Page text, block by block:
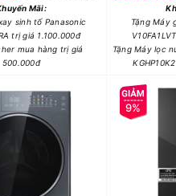
Mãi:
sinh tố Panasonic
trị giá 1.100.000đ
mua hàng trị giá
500.000đ
Tặng Máy
Tặng Máy lọc
9%